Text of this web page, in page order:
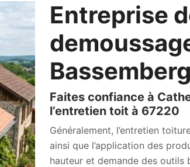
Entreprise
Faites confiance à
l’entretien toit à 67220
Généralement, l’entretien
ainsi que l’application des
hauteur et demande des outils